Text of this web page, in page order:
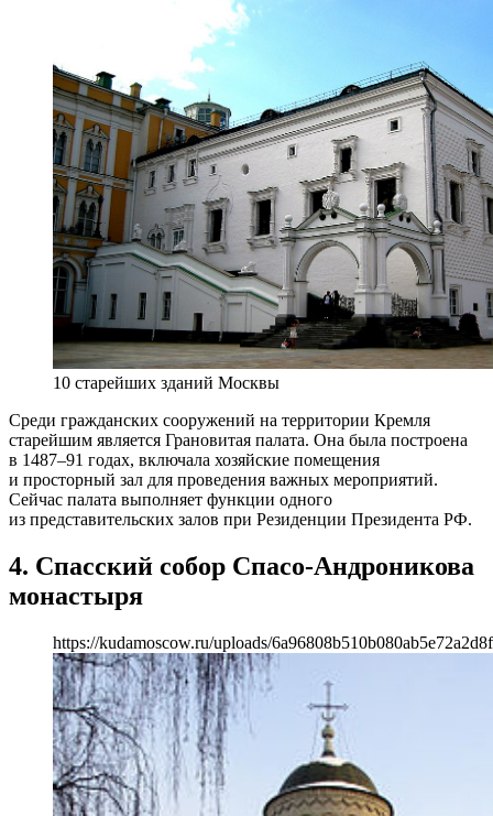
10 старейших зданий Москвы
Среди гражданских сооружений на территории Кремля
старейшим является Грановитая палата. Она была построена
в 1487–91 годах, включала хозяйские помещения
и просторный зал для проведения важных мероприятий.
Сейчас палата выполняет функции одного
из представительских залов при Резиденции Президента РФ.
4. Спасский собор Спасо-Андроникова
монастыря
https://kudamoscow.ru/uploads/